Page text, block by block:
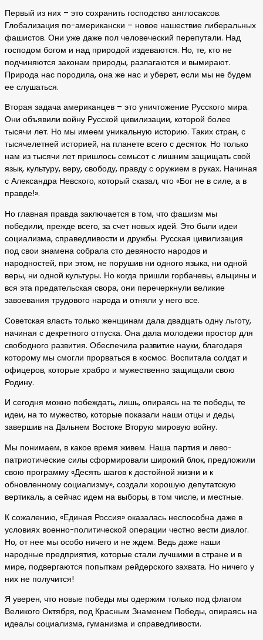
Первый из них – это сохранить господство англосаксов.
Глобализация по-американски – новое нашествие либеральных
фашистов. Они уже даже пол человеческий перепутали. Над
господом богом и над природой издеваются. Но, те, кто не
подчиняются законам природы, разлагаются и вымирают.
Природа нас породила, она же нас и уберет, если мы не будем
ее слушаться.
Вторая задача американцев – это уничтожение Русского мира.
Они объявили войну Русской цивилизации, которой более
тысячи лет. Но мы имеем уникальную историю. Таких стран, с
тысячелетней историей, на планете всего с десяток. Но только
нам из тысячи лет пришлось семьсот с лишним защищать свой
язык, культуру, веру, свободу, правду с оружием в руках. Начиная
с Александра Невского, который сказал, что «Бог не в силе, а в
правде!».
Но главная правда заключается в том, что фашизм мы
победили, прежде всего, за счет новых идей. Это были идеи
социализма, справедливости и дружбы. Русская цивилизация
под свои знамена собрала сто девяносто народов и
народностей, при этом, не порушив ни одного языка, ни одной
веры, ни одной культуры. Но когда пришли горбачевы, ельцины и
вся эта предательская свора, они перечеркнули великие
завоевания трудового народа и отняли у него все.
Советская власть только женщинам дала двадцать одну льготу,
начиная с декретного отпуска. Она дала молодежи простор для
свободного развития. Обеспечила развитие науки, благодаря
которому мы смогли прорваться в космос. Воспитала солдат и
офицеров, которые храбро и мужественно защищали свою
Родину.
И сегодня можно побеждать, лишь, опираясь на те победы, те
идеи, на то мужество, которые показали наши отцы и деды,
завершив на Дальнем Востоке Вторую мировую войну.
Мы понимаем, в какое время живем. Наша партия и лево-
патриотические силы сформировали широкий блок, предложили
свою программу «Десять шагов к достойной жизни и к
обновленному социализму», создали хорошую депутатскую
вертикаль, а сейчас идем на выборы, в том числе, и местные.
К сожалению, «Единая Россия» оказалась неспособна даже в
условиях военно-политической операции честно вести диалог.
Но, от нее мы особо ничего и не ждем. Ведь даже наши
народные предприятия, которые стали лучшими в стране и в
мире, подвергаются попыткам рейдерского захвата. Но ничего у
них не получится!
Я уверен, что новые победы мы одержим только под флагом
Великого Октября, под Красным Знаменем Победы, опираясь на
идеалы социализма, гуманизма и справедливости.